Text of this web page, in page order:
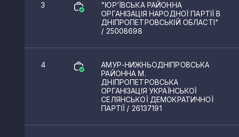
3
"ЮР’ЇВСЬКА РАЙОННА
ОРГАНІЗАЦІЯ НАРОДНОЇ ПАРТІЇ В
ДНІПРОПЕТРОВСЬКІЙ ОБЛАСТІ"
/ 25008698
4
АМУР-НИЖНЬОДНІПРОВСЬКА
РАЙОННА М.
ДНІПРОПЕТРОВСЬКА
ОРГАНІЗАЦІЯ УКРАЇНСЬКОЇ
СЕЛЯНСЬКОЇ ДЕМОКРАТИЧНОЇ
ПАРТІЇ / 26137191